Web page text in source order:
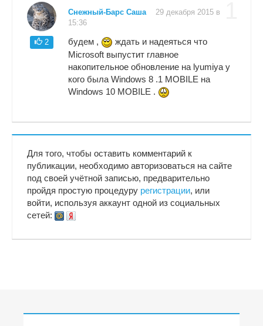
2
Снежный-Барс Саша
29 декабря 2015 в
15:36
будем ,
ждать и надеяться что
Microsoft выпустит главное
накопительное обновление на lyumiya у
кого была Windows 8 .1 MOBILE на
Windows 10 MOBILE .
Для того, чтобы оставить комментарий к
публикации, необходимо авторизоваться на сайте
под своей учётной записью, предварительно
пройдя простую процедуру регистрации, или
войти, используя аккаунт одной из социальных
сетей: